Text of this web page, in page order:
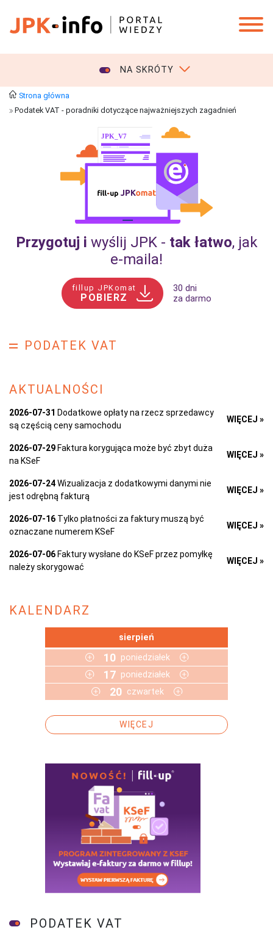
NA SKRÓTY
Strona główna
Podatek VAT - poradniki dotyczące najważniejszych zagadnień
Przygotuj i wyślij JPK - tak łatwo, jak
e‑maila!
fillup JPKomat
POBIERZ
30 dni
za darmo
PODATEK VAT
AKTUALNOŚCI
2026-07-31 Dodatkowe opłaty na rzecz sprzedawcy
są częścią ceny samochodu
WIĘCEJ »
2026-07-29 Faktura korygująca może być zbyt duża
na KSeF
WIĘCEJ »
2026-07-24Wizualizacja z dodatkowymi danymi nie
jest odrębną fakturą
WIĘCEJ »
2026-07-16 Tylko płatności za faktury muszą być
oznaczane numerem KSeF
WIĘCEJ »
2026-07-06 Faktury wysłane do KSeF przez pomyłkę
należy skorygować
WIĘCEJ »
KALENDARZ
sierpień
10 poniedziałek
17 poniedziałek
20 czwartek
WIĘCEJ
PODATEK VAT